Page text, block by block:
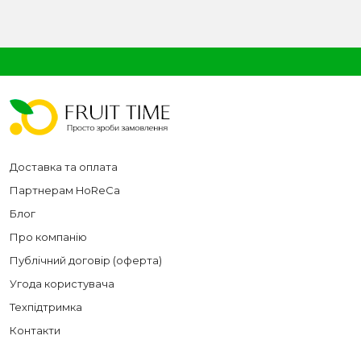
(морква🥕, буряк) — солодку глибину, бульби
стеблові (селера, спаржа) — хрумкість і пружність.
Недозрілі плоди гарбузових та пасльонових —
помідор 🍅, огірок 🥒, кабачок
соковитості й кольору.
овочів. Однак є й монострави, наприклад,
Пюре.
Салати, в яких комбінуються абсолютно різні
продукти.
температури їхній смак розкривається по-новому.
Овочі на мангалі
Доставка та оплата
Партнерам HoReCa
Блог
Про компанію
Публічний договір (оферта)
Угода користувача
Техпідтримка
Контакти